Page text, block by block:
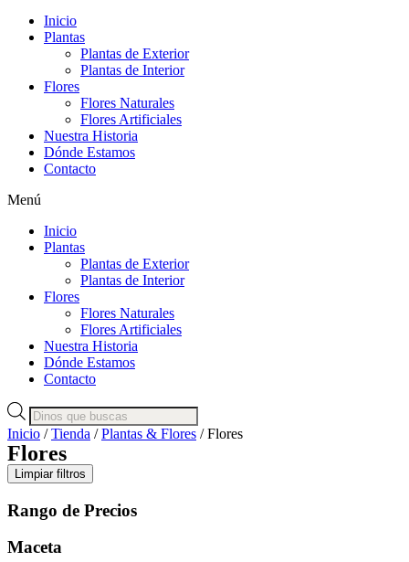
Inicio
Plantas
Plantas de Exterior
Plantas de Interior
Flores
Flores Naturales
Flores Artificiales
Nuestra Historia
Dónde Estamos
Contacto
Menú
Inicio
Plantas
Plantas de Exterior
Plantas de Interior
Flores
Flores Naturales
Flores Artificiales
Nuestra Historia
Dónde Estamos
Contacto
Búsqueda
de
productos
Inicio /Tienda /Plantas & Flores / Flores
Flores
Limpiar filtros
Rango de Precios
Maceta